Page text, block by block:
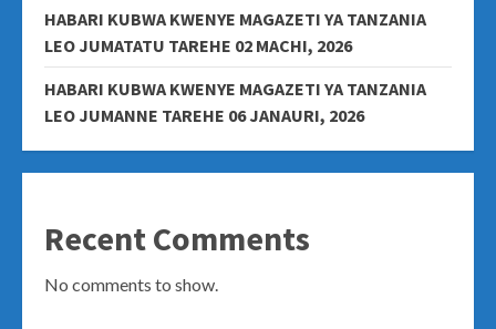
HABARI KUBWA KWENYE MAGAZETI YA TANZANIA
LEO JUMATATU TAREHE 02 MACHI, 2026
HABARI KUBWA KWENYE MAGAZETI YA TANZANIA
LEO JUMANNE TAREHE 06 JANAURI, 2026
Recent Comments
No comments to show.